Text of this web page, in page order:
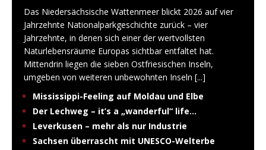
Das Niedersächsische Wattenmeer blickt 2026 auf vier
Jahrzehnte Nationalparkgeschichte zurück – vier
Jahrzehnte, in denen sich einer der wertvollsten
Naturlebensräume Europas sichtbar entfaltet hat.
Mittendrin liegen die sieben Ostfriesischen Inseln,
umgeben von weiteren unbewohnten Inseln [...]
Mississippi-Feeling auf Moldau und Elbe
Der Lechweg – it’s a „wanderful“ life…
Leverkusen – mehr als nur Industrie
Sachsen überrascht mit UNESCO-Welterbe